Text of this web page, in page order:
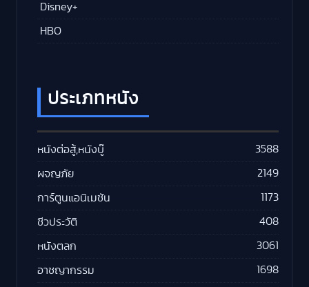
Disney+
HBO
ประเภทหนัง
หนังต่อสู้,หนังบู๊ 3588
ผจญภัย 2149
การ์ตูนแอนิเมชัน 1173
ชีวประวัติ 408
หนังตลก 3061
อาชญากรรม 1698